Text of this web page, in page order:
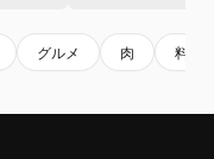
グルメ 肉 料理